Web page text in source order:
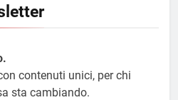
contenuti unici, per chi
sta cambiando.